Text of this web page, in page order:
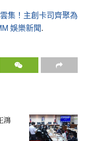
集！主創卡司齊聚為
娛樂新聞.
鴻